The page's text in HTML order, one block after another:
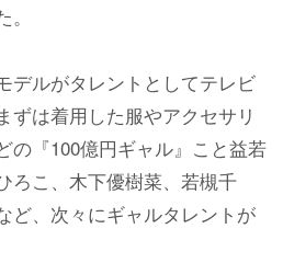
デルがタレントとしてテレビ
ずは着用した服やアクセサリ
の『100億円ギャル』こと益若
ろこ、木下優樹菜、若槻千
ど、次々にギャルタレントが